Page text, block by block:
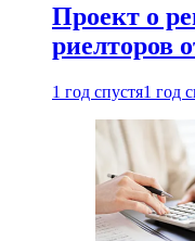
Проект о
риелторов
1 год спустя1 год